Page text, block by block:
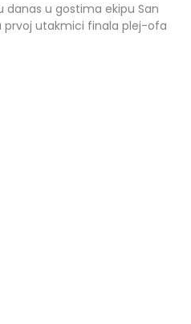
danas u gostima ekipu San
prvoj utakmici finala plej-ofa